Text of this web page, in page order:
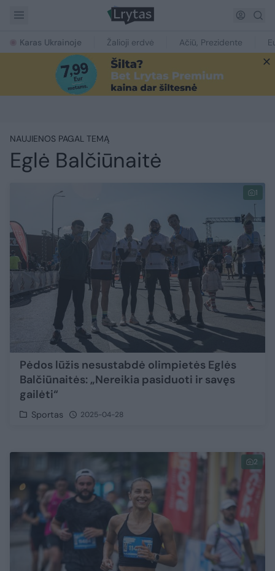
Karas Ukrainoje Žalioji erdvė Ačiū, Prezidente
NAUJIENOS PAGAL TEMĄ
Eglė Balčiūnaitė
1
Pėdos lūžis nesustabdė olimpietės Eglės
Balčiūnaitės: „Nereikia pasiduoti ir savęs
gailėti“
Sportas 2025-04-28
2